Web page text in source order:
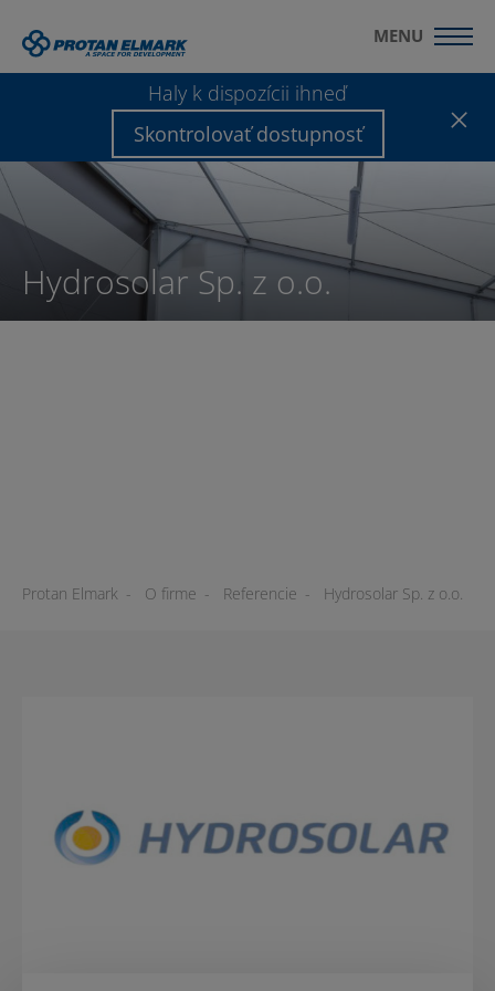
Haly k dispozícii ihneď
Skontrolovať dostupnosť
MENU
Hydrosolar Sp. z o.o.
Protan Elmark - O firme - Referencie - Hydrosolar Sp. z o.o.